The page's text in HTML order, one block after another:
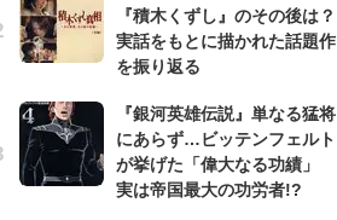
『積木くずし』のその後は？
実話をもとに描かれた話題作
を振り返る
『銀河英雄伝説』単なる猛将
にあらず…ビッテンフェルト
が挙げた「偉大なる功績」
実は帝国最大の功労者!?